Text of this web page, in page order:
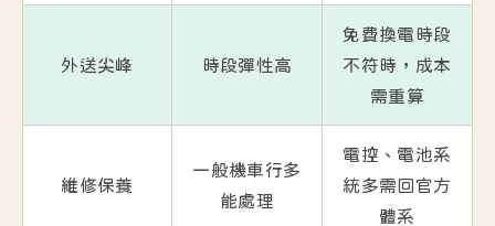
外送尖峰 時段彈性高
免費換電時段
不符時，成本
需重算
維修保養
一般機車行多
能處理
電控、電池系
統多需回官方
體系